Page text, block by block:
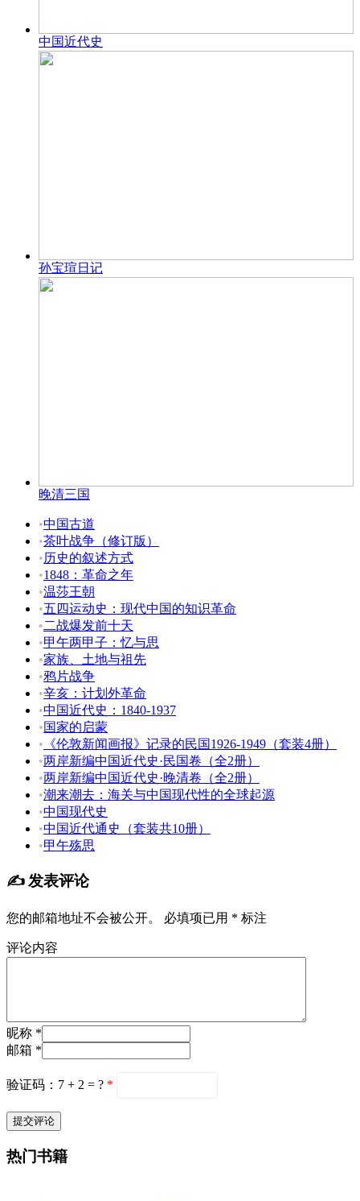
中国近代史
孙宝瑄日记
晚清三国
•中国古道
•茶叶战争（修订版）
•历史的叙述方式
•1848：革命之年
•温莎王朝
•五四运动史：现代中国的知识革命
•二战爆发前十天
•甲午两甲子：忆与思
•家族、土地与祖先
•鸦片战争
•辛亥：计划外革命
•中国近代史：1840-1937
•国家的启蒙
• 《伦敦新闻画报》记录的民国1926-1949（套装4册）
•两岸新编中国近代史·民国卷（全2册）
•两岸新编中国近代史·晚清卷（全2册）
•潮来潮去：海关与中国现代性的全球起源
•中国现代史
•中国近代通史（套装共10册）
•甲午殇思
✍️ 发表评论
您的邮箱地址不会被公开。 必填项已用 * 标注
评论内容
昵称 *
邮箱 *
验证码：7 + 2 = ? *
热门书籍